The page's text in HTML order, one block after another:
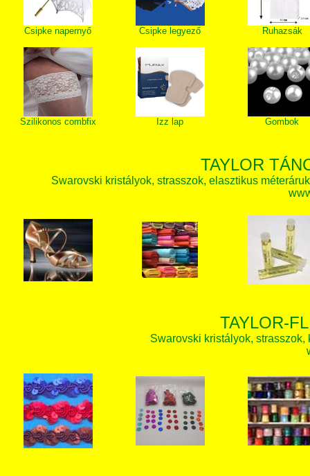
Csipke napernyő Csipke legyező Ruhazsák
Szilikonos combfix Izz lap Gombok
TAYLOR
Swarovski kristályok, strasszok, elasztikus
TAYLOR-
Swarovski kristályok,